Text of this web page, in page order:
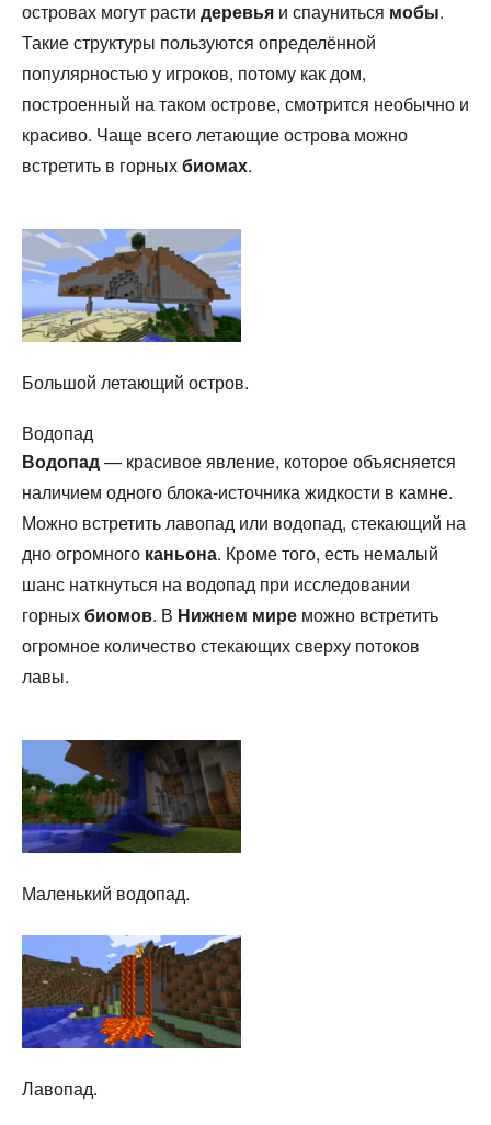
островах могут расти деревья и спауниться мобы.
Такие структуры пользуются определённой
популярностью у игроков, потому как дом,
построенный на таком острове, смотрится необычно и
красиво. Чаще всего летающие острова можно
встретить в горныхбиомах.
Большой летающий остров.
Водопад
Водопад— красивое явление, которое объясняется
наличием одного блока-источника жидкости в камне.
Можно встретить лавопад или водопад, стекающий на
дно огромного каньона. Кроме того, есть немалый
шанс наткнуться на водопад при исследовании
горныхбиомов. В Нижнем мире можно встретить
огромное количество стекающих сверху потоков
лавы.
Маленький водопад.
Лавопад.